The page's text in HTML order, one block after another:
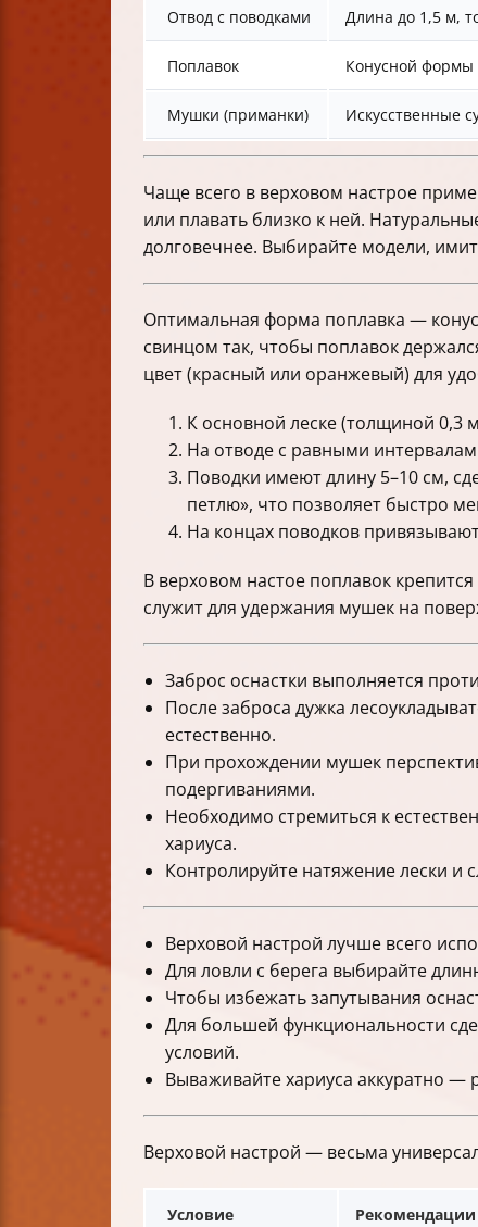
Отвод с поводками Длина до 1,5 м,
Поплавок Конусной формы
Мушки (приманки) Искусственные
Чаще всего в верховом настрое
или плавать близко к ней.
долговечнее. Выбирайте модели,
Оптимальная форма поплавка —
свинцом так, чтобы поплавок
цвет (красный или оранжевый) для
К основной леске (толщиной 0,3
На отводе с равными
Поводки имеют длину 5–10 см,
петлю», что позволяет быстро
На концах поводков
В верховом настое поплавок
служит для удержания мушек на
Заброс оснастки выполняется
После заброса дужка
естественно.
При прохождении мушек
подергиваниями.
Необходимо стремиться к
хариуса.
Контролируйте натяжение лески и
Верховой настрой лучше всего
Для ловли с берега выбирайте
Чтобы избежать запутывания
Для большей функциональности
условий.
Вываживайте хариуса аккуратно —
Верховой настрой — весьма
Условие Рекомендации